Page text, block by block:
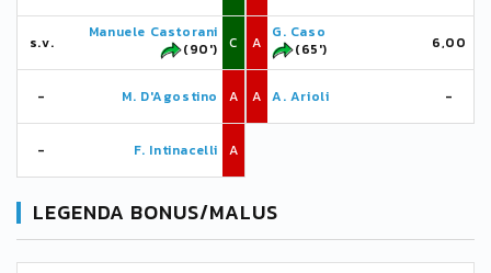
s.v.
Manuele Castorani
(90')
C
- M. D'Agostino A
- F. Intinacelli A
A
G. Caso
(65')
6,00
A A. Arioli -
LEGENDA BONUS/MALUS